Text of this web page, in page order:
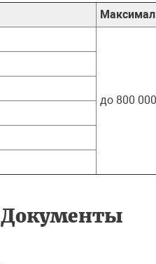
до 800
Документы